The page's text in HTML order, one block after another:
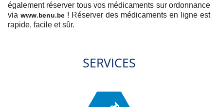
également réserver tous vos médicaments sur ordonnance
via www.benu.be! Réserver des médicaments en ligne est
rapide, facile et sûr.
SERVICES